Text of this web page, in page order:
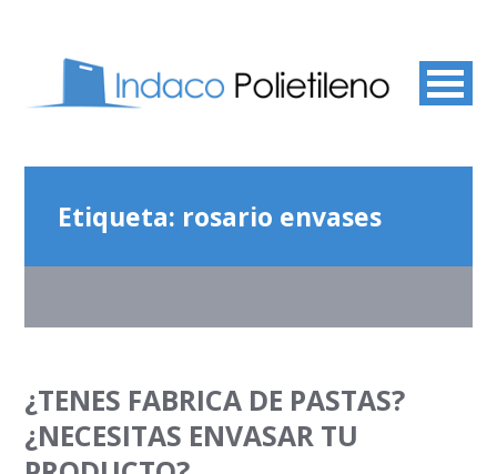
Etiqueta: rosario envases
¿TENES FABRICA DE PASTAS?
¿NECESITAS ENVASAR TU